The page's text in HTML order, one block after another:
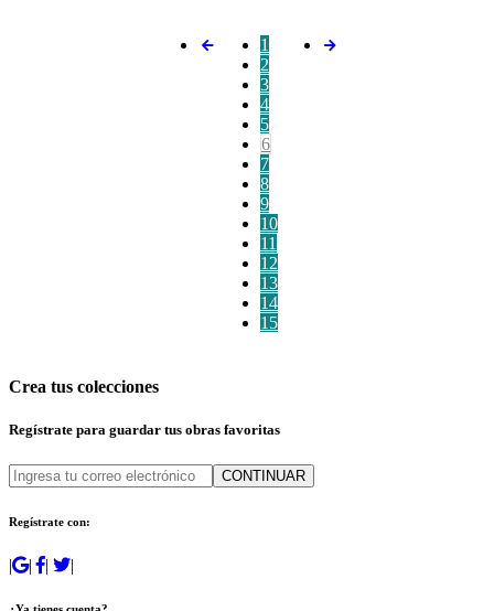
1
2
3
4
5
6
7
8
9
10
11
12
13
14
15
Crea tus colecciones
Regístrate para guardar tus obras favoritas
CONTINUAR
Regístrate con:
| | | |